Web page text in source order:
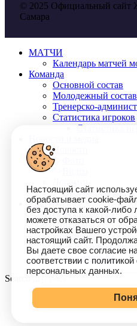
Настоящий сайт
обрабатывает cookie-
без доступа к какой-
можете отказаться от
настройках Вашего
настоящий сайт.
Вы даете свое согласие
соответствии с
персональных данных.
© 2025 Официальный сайт
Самара
МАТЧИ
Календарь матчей
Команда
Основной состав
Молодежный состав
Тренерско-
Статистика игроков
Статистика
Новости
">
">Программы
Еще •••
">Руководство
Стадион
Документы
ПФК Крылья
">Академия КС
Search ...